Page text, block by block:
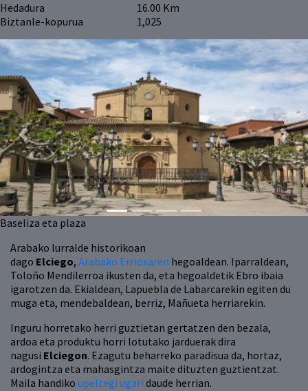
Arabako lurralde historikoan
dago Elciego, Arabako Errioxaren hegoaldean. Iparraldean,
Toloño Mendilerroa ikusten da, eta hegoaldetik Ebro ibaia
igarotzen da. Ekialdean, Lapuebla de Labarcarekin egiten du
muga eta, mendebaldean, berriz, Mañueta herriarekin.
Inguru horretako herri guztietan gertatzen den bezala,
ardoa eta produktu horri lotutako jarduerak dira
nagusi Elciegon. Ezagutu beharreko paradisua da, hortaz,
ardogintza eta mahasgintza maite dituzten guztientzat.
Maila handiko upeltegi ugari daude herrian.
Hedadura
16.00 Km
Biztanle-kopurua
1,025
Baseliza eta plaza
Previous Next